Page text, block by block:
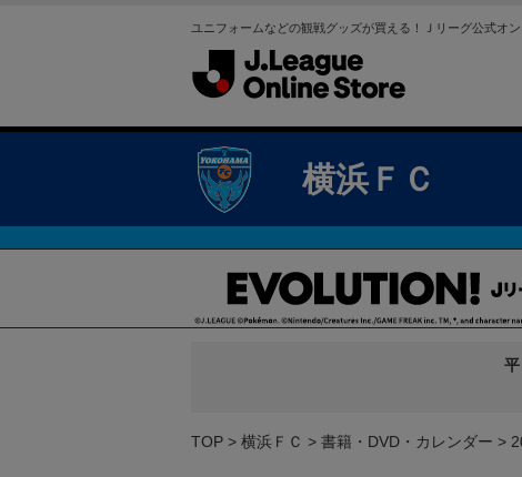
ユニフォームなどの観戦グッズが買える！Ｊリーグ公式オ
横浜ＦＣ
TOP 横浜ＦＣ 書籍・DVD・カレンダー